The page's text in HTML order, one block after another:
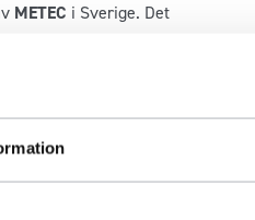
METEC i Sverige. Det
för bilar och lastbilar.
förbättrar fordonets
att du får en produkt